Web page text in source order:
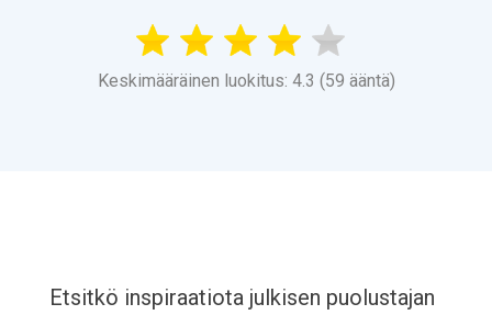
Keskimääräinen luokitus: 4.3 (59 ääntä)
Etsitkö inspiraatiota julkisen puolustajan